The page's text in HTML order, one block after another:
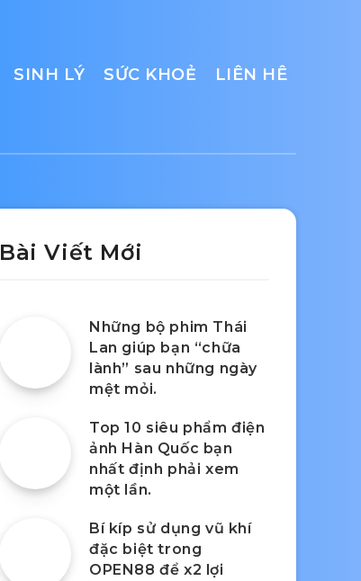
SINH LÝ SỨC KHOẺ LIÊN HÊ
Bài Viết Mới
Những bộ phim Thái
Lan giúp bạn “chữa
lành” sau những ngày
mệt mỏi.
Top 10 siêu phẩm điện
ảnh Hàn Quốc bạn
nhất định phải xem
một lần.
Bí kíp sử dụng vũ khí
đặc biệt trong
OPEN88 để x2 lợi